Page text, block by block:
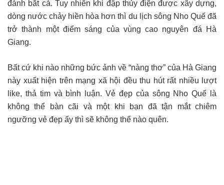
đánh bắt cá. Tuy nhiên khi đập thủy điện được xây dựng,
dòng nước chảy hiền hòa hơn thì du lịch sông Nho Quế đã
trở thành một điểm sáng của vùng cao nguyên đá Hà
Giang.
Bất cứ khi nào những bức ảnh về “nàng thơ” của Hà Giang
này xuất hiện trên mạng xã hội đều thu hút rất nhiều lượt
like, thả tim và bình luận. Vẻ đẹp của sông Nho Quế là
không thể bàn cãi và một khi bạn đã tận mắt chiêm
ngưỡng vẻ đẹp ấy thì sẽ không thể nào quên.